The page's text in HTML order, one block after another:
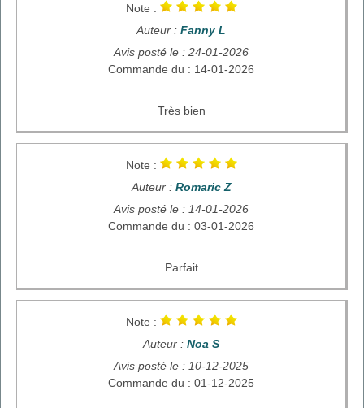
Note :
Auteur : Fanny L
Avis posté le : 24-01-2026
Commande du : 14-01-2026
Très bien
Note :
Auteur : Romaric Z
Avis posté le : 14-01-2026
Commande du : 03-01-2026
Parfait
Note :
Auteur : Noa S
Avis posté le : 10-12-2025
Commande du : 01-12-2025